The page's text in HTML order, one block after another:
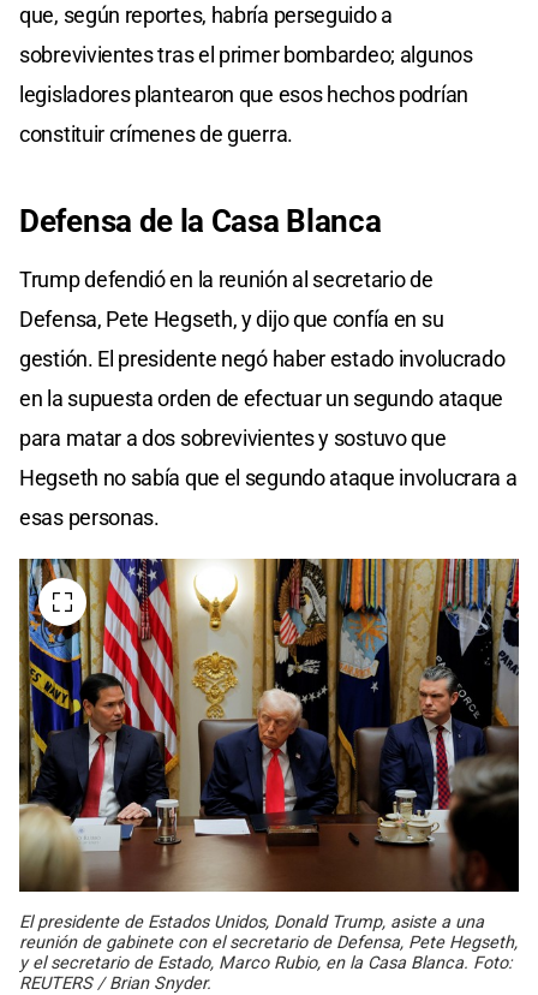
que, según reportes, habría perseguido a
sobrevivientes tras el primer bombardeo; algunos
legisladores plantearon que esos hechos podrían
constituir crímenes de guerra.
Defensa de la Casa Blanca
Trump defendió en la reunión al secretario de
Defensa, Pete Hegseth, y dijo que confía en su
gestión. El presidente negó haber estado involucrado
en la supuesta orden de efectuar un segundo ataque
para matar a dos sobrevivientes y sostuvo que
Hegseth no sabía que el segundo ataque involucrara a
esas personas.
El presidente de Estados Unidos, Donald Trump, asiste a una
reunión de gabinete con el secretario de Defensa, Pete Hegseth,
y el secretario de Estado, Marco Rubio, en la Casa Blanca. Foto:
REUTERS / Brian Snyder.